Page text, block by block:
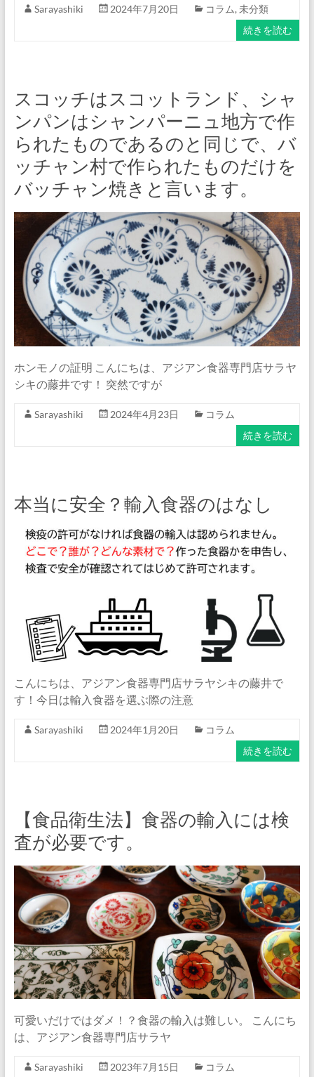
Sarayashiki 2024年7月20日 コラム, 未分類
続きを読む
スコッチはスコットランド、シャ
ンパンはシャンパーニュ地方で作
られたものであるのと同じで、バ
ッチャン村で作られたものだけを
バッチャン焼きと言います。
ホンモノの証明 こんにちは、アジアン食器専門店サラヤ
シキの藤井です！ 突然ですが
Sarayashiki 2024年4月23日
コラム
続きを読む
本当に安全？輸入食器のはなし
こんにちは、アジアン食器専門店サラヤシキの藤井で
す！今日は輸入食器を選ぶ際の注意
Sarayashiki 2024年1月20日
コラム
続きを読む
【食品衛生法】食器の輸入には検
査が必要です。
可愛いだけではダメ！？食器の輸入は難しい。 こんにち
は、アジアン食器専門店サラヤ
Sarayashiki 2023年7月15日 コラム